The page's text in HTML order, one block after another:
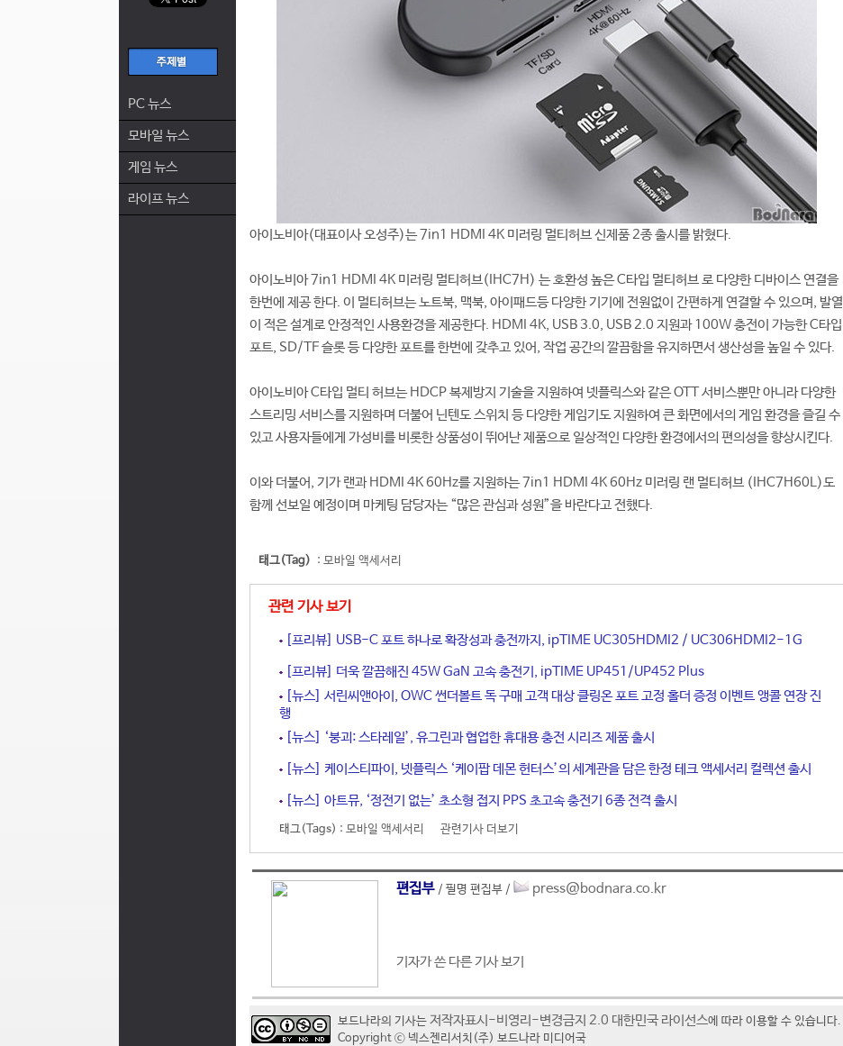
PC 뉴스
모바일 뉴스
게임 뉴스
라이프 뉴스
아이노비아(대표이사 오성주)는 7in1 HDMI 4K 미러링 멀티허브 신제품 2종 출시를 밝혔다.
아이노비아 7in1 HDMI 4K 미러링 멀티허브(IHC7H) 는 호환성 높은 C타입 멀티허브 로 다양한 디바이스 연결을
한번에 제공 한다. 이 멀티허브는 노트북, 맥북, 아이패드등 다양한 기기에 전원없이 간편하게 연결할 수 있으며, 발열
이 적은 설계로 안정적인 사용환경을 제공한다. HDMI 4K, USB 3.0, USB 2.0 지원과 100W 충전이 가능한 C타입
포트, SD/TF 슬롯 등 다양한 포트를 한번에 갖추고 있어, 작업 공간의 깔끔함을 유지하면서 생산성을 높일 수 있다.
아이노비아 C타입 멀티 허브는 HDCP 복제방지 기술을 지원하여 넷플릭스와 같은 OTT 서비스뿐만 아니라 다양한
스트리밍 서비스를 지원하며 더불어 닌텐도 스위치 등 다양한 게임기도 지원하여 큰 화면에서의 게임 환경을 즐길 수
있고 사용자들에게 가성비를 비롯한 상품성이 뛰어난 제품으로 일상적인 다양한 환경에서의 편의성을 향상시킨다.
이와 더불어, 기가 랜과 HDMI 4K 60Hz를 지원하는 7in1 HDMI 4K 60Hz 미러링 랜 멀티허브 (IHC7H60L)도
함께 선보일 예정이며 마케팅 담당자는 “많은 관심과 성원”을 바란다고 전했다.
태그(Tag) : 모바일 액세서리
관련 기사 보기
[프리뷰] USB-C 포트 하나로 확장성과 충전까지, ipTIME UC305HDMI2 / UC306HDMI2-1G
[프리뷰] 더욱 깔끔해진 45W GaN 고속 충전기, ipTIME UP451/UP452 Plus
[뉴스] 서린씨앤아이, OWC 썬더볼트 독 구매 고객 대상 클링온 포트 고정 홀더 증정 이벤트 앵콜 연장 진
행
[뉴스] ‘붕괴: 스타레일’, 유그린과 협업한 휴대용 충전 시리즈 제품 출시
[뉴스] 케이스티파이, 넷플릭스 ‘케이팝 데몬 헌터스’의 세계관을 담은 한정 테크 액세서리 컬렉션 출시
[뉴스] 아트뮤, ‘정전기 없는’ 초소형 접지 PPS 초고속 충전기 6종 전격 출시
태그(Tags) : 모바일 액세서리 관련기사 더보기
편집부 / 필명 편집부 / press@bodnara.co.kr
기자가 쓴 다른 기사 보기
보드나라의 기사는 저작자표시-비영리-변경금지 2.0 대한민국 라이선스에 따라 이용할 수 있습니다.
Copyright ⓒ 넥스젠리서치(주) 보드나라 미디어국